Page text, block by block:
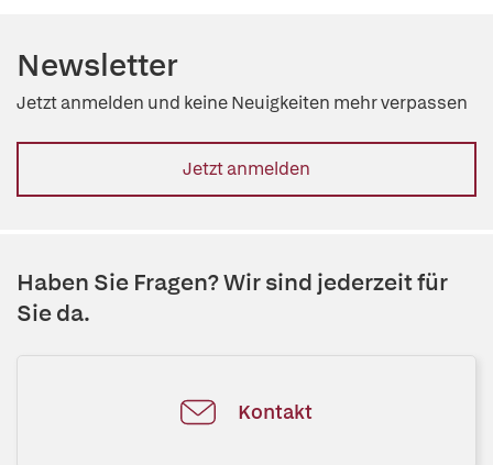
Newsletter
Jetzt anmelden und keine Neuigkeiten mehr verpassen
Jetzt anmelden
Haben Sie Fragen? Wir sind jederzeit für
Sie da.
Kontakt